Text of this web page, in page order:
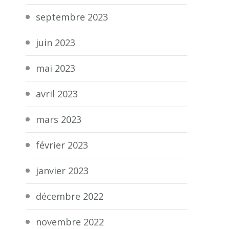
septembre 2023
juin 2023
mai 2023
avril 2023
mars 2023
février 2023
janvier 2023
décembre 2022
novembre 2022